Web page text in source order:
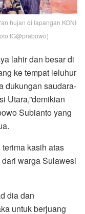
hujan di lapangan KONI
lahir dan besar di
ke tempat leluhur
dukungan saudara-
Utara,”demikian
Subianto yang
kasih atas
warga Sulawesi
dia dan
untuk berjuang